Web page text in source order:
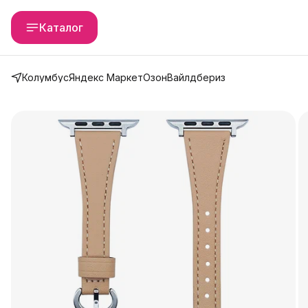
Каталог
КолумбусЯндекс МаркетОзонВайлдбериз